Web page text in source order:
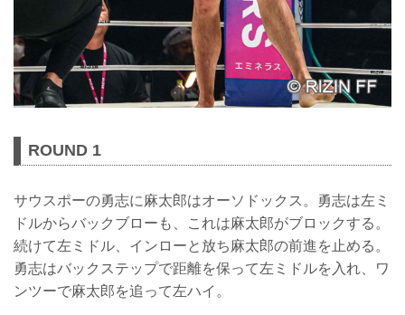
ROUND 1
サウスポーの勇志に麻太郎はオーソドックス。勇志は左ミ
ドルからバックブローも、これは麻太郎がブロックする。
続けて左ミドル、インローと放ち麻太郎の前進を止める。
勇志はバックステップで距離を保って左ミドルを入れ、ワ
ンツーで麻太郎を追って左ハイ。